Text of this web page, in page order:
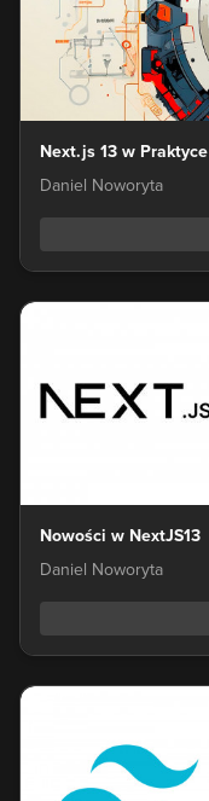
Next.js 13 w Praktyce
Daniel Noworyta
Nowości w NextJS13
Daniel Noworyta